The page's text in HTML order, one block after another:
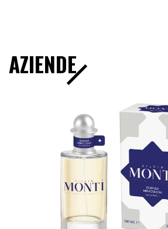
AZIENDE